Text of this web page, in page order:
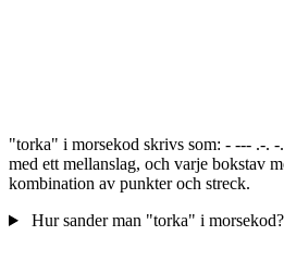
"torka" i morsekod skrivs som: - --- .-. -
med ett mellanslag, och varje bokstav
kombination av punkter och streck.
Hur sander man "torka" i morsekod?